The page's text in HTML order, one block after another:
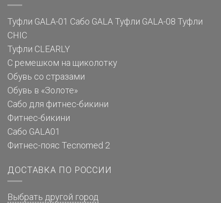
Туфли GALA-01 Сабо GALA Туфли GALA-08 Туфли
CHIC
Туфли CLEARLY
С ремешком на щиколотку
Обувь со стразами
Обувь в «Золоте»
Сабо для фитнес-бикини
Фитнес-бикини
Сабо GALA01
Фитнес-пояс Tecnomed 2
ДОСТАВКА ПО РОССИИ
Выбрать другой город